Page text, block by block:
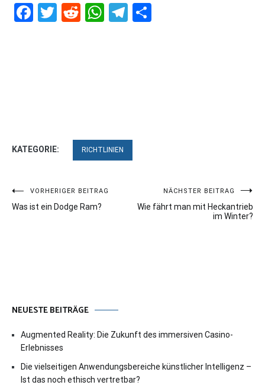
Facebook
Twitter
RedditWhatsApp
Telegram
KATEGORIE: RICHTLINIEN
Beitragsnavigation
VORHERIGER BEITRAG
Was ist ein Dodge Ram?
NÄCHSTER BEITRAG
Wie fährt man mit Heckantrieb
im Winter?
NEUESTE BEITRÄGE
Augmented Reality: Die Zukunft des immersiven Casino-
Erlebnisses
Die vielseitigen Anwendungsbereiche künstlicher Intelligenz –
Ist das noch ethisch vertretbar?